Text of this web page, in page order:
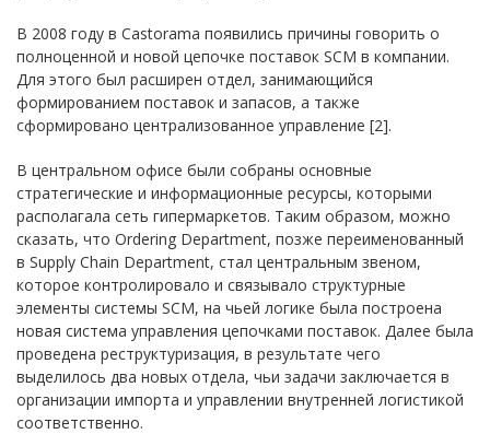
В 2008 году в Castorama появились причины говорить о
полноценной и новой цепочке поставок SCM в компании.
Для этого был расширен отдел, занимающийся
формированием поставок и запасов, а также
сформировано централизованное управление [2].
В центральном офисе были собраны основные
стратегические и информационные ресурсы, которыми
располагала сеть гипермаркетов. Таким образом, можно
сказать, что Ordering Department, позже переименованный
в Supply Chain Department, стал центральным звеном,
которое контролировало и связывало структурные
элементы системы SCM, на чьей логике была построена
новая система управления цепочками поставок. Далее была
проведена реструктуризация, в результате чего
выделилось два новых отдела, чьи задачи заключается в
организации импорта и управлении внутренней логистикой
соответственно.